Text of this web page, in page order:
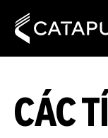
CÁC